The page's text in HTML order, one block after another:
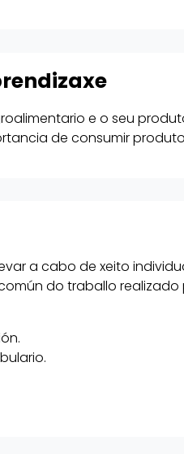
e o seu
de consumir
a cabo de xeito
do traballo realizado